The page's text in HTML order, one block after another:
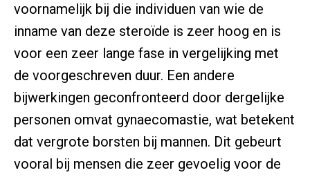
voornamelijk bij die individuen van wie de
inname van deze steroïde is zeer hoog en is
voor een zeer lange fase in vergelijking met
de voorgeschreven duur. Een andere
bijwerkingen geconfronteerd door dergelijke
personen omvat gynaecomastie, wat betekent
dat vergrote borsten bij mannen. Dit gebeurt
vooral bij mensen die zeer gevoelig voor de